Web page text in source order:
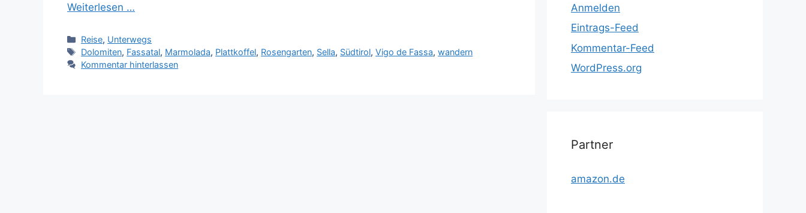
Weiterlesen …
Kategorien
Reise, Unterwegs
Schlagwörter
Dolomiten, Fassatal, Marmolada, Plattkoffel, Rosengarten, Sella, Südtirol,Vigo de Fassa,wandern
Kommentar hinterlassen
Anmelden
Eintrags-Feed
Kommentar-Feed
WordPress.org
Partner
amazon.de